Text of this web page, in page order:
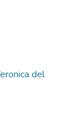
del